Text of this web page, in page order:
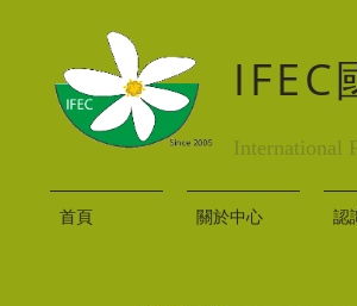
IFEC
International
首頁 關於中心 認